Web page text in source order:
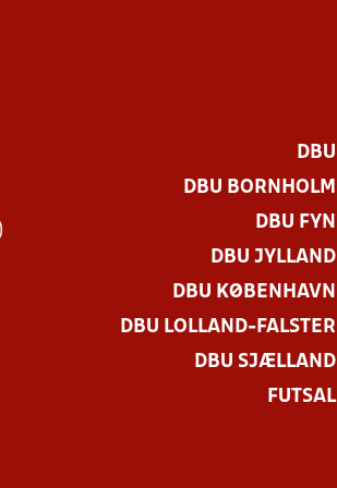
DBU
DBU BORNHOLM
DBU FYN
DBU JYLLAND
DBU KØBENHAVN
DBU LOLLAND-FALSTER
DBU SJÆLLAND
FUTSAL